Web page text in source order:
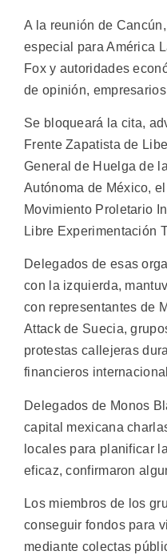
A la reunión de
especial para América
Fox y autoridades
de opinión,
Se bloqueará la cita,
Frente Zapatista de
General de Huelga de
Autónoma de México,
Movimiento Proletario
Libre Experimentación
Delegados de esas
con la izquierda,
con representantes de
Attack de Suecia,
protestas callejeras
financieros
Delegados de Monos
capital mexicana
locales para planificar
eficaz, confirmaron
Los miembros de los
conseguir fondos para
mediante colectas